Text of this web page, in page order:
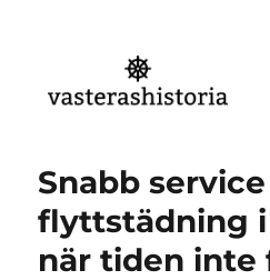
Snabb
flyttstädning i
när tiden inte